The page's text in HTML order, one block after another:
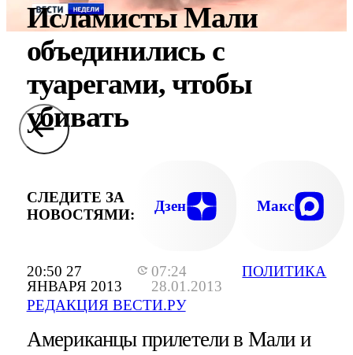
20:50 27
ЯНВАРЯ 2013
07:24
28.01.2013
РЕДАКЦИЯ ВЕСТИ.РУ
ПОЛИТИКА
Исламисты Мали
объединились с
туарегами, чтобы
убивать
СЛЕДИТЕ ЗА
НОВОСТЯМИ:
Дзен Макс
Американцы прилетели в Мали и